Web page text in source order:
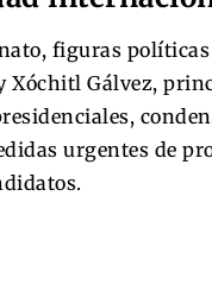
figuras
Xóchitl Gálvez,
urgentes de